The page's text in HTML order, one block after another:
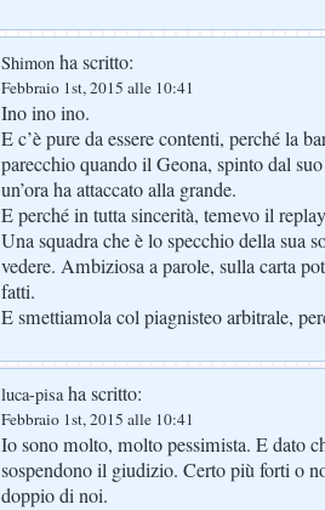
Shimon ha scritto:
Febbraio 1st, 2015 alle 10:41
Ino ino ino.
E c’è pure da essere contenti, perché la
parecchio quando il Geona, spinto dal
un’ora ha attaccato alla grande.
E perché in tutta sincerità, temevo il
Una squadra che è lo specchio della sua
vedere. Ambiziosa a parole, sulla carta
fatti.
E smettiamola col piagnisteo arbitrale,
luca-pisaha scritto:
Febbraio 1st, 2015 alle 10:41
Io sono molto, molto pessimista. E dato
sospendono il giudizio. Certo più forti o
doppio di noi.